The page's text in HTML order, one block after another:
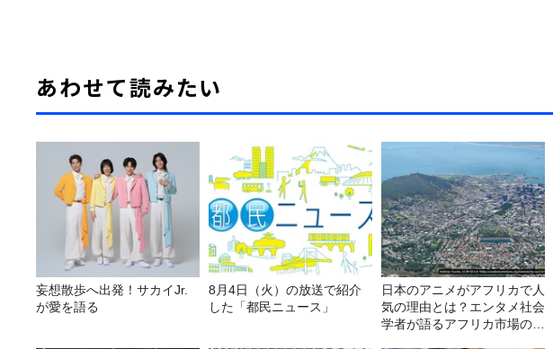
あわせて読みたい
妄想散歩へ出発！サカイJr.
が愛を語る
8月4日（火）の放送で紹介
した「都民ニュース」
日本のアニメがアフリカで人
気の理由とは？エンタメ社会
学者が語るアフリカ市場のリ